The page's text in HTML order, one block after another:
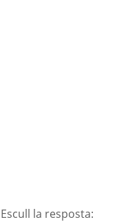
Escull la resposta: